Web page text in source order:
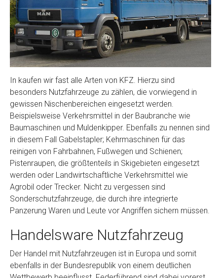
In kaufen wir fast alle Arten von KFZ. Hierzu sind
besonders Nutzfahrzeuge zu zählen, die vorwiegend in
gewissen Nischenbereichen eingesetzt werden.
Beispielsweise Verkehrsmittel in der Baubranche wie
Baumaschinen und Muldenkipper. Ebenfalls zu nennen sind
in diesem Fall Gabelstapler; Kehrmaschinen für das
reinigen von Fahrbahnen, Fußwegen und Schienen;
Pistenraupen, die größtenteils in Skigebieten eingesetzt
werden oder Landwirtschaftliche Verkehrsmittel wie
Agrobil oder Trecker. Nicht zu vergessen sind
Sonderschutzfahrzeuge, die durch ihre integrierte
Panzerung Waren und Leute vor Angriffen sichern müssen.
Handelsware Nutzfahrzeug
Der Handel mit Nutzfahrzeugen ist in Europa und somit
ebenfalls in der Bundesrepublik von einem deutlichen